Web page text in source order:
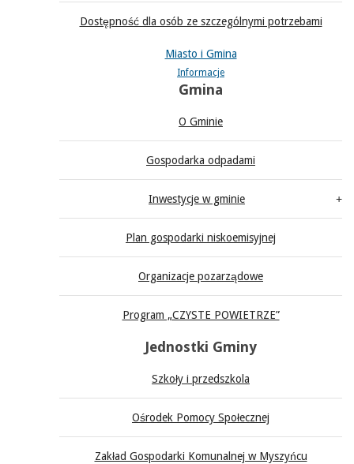
Dostępność dla osób ze szczególnymi potrzebami
Miasto i Gmina
Informacje
Gmina
O Gminie
Gospodarka odpadami
Inwestycje w gminie
Plan gospodarki niskoemisyjnej
Organizacje pozarządowe
Program „CZYSTE POWIETRZE”
Jednostki Gminy
Szkoły i przedszkola
Ośrodek Pomocy Społecznej
Zakład Gospodarki Komunalnej w Myszyńcu